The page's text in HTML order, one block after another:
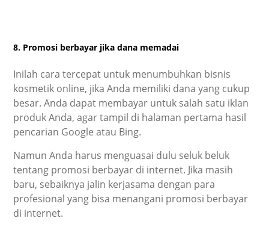
8. Promosi berbayar jika dana memadai
Inilah cara tercepat untuk menumbuhkan bisnis
kosmetik online, jika Anda memiliki dana yang cukup
besar. Anda dapat membayar untuk salah satu iklan
produk Anda, agar tampil di halaman pertama hasil
pencarian Google atau Bing.
Namun Anda harus menguasai dulu seluk beluk
tentang promosi berbayar di internet. Jika masih
baru, sebaiknya jalin kerjasama dengan para
profesional yang bisa menangani promosi berbayar
di internet.